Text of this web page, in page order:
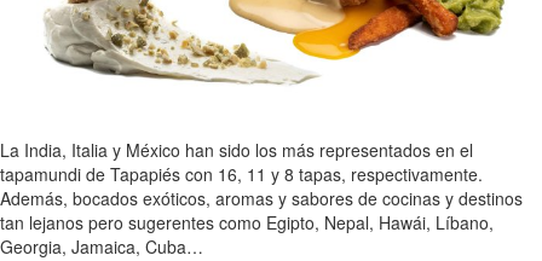
La India, Italia y México han sido los más representados en el
tapamundi de Tapapiés con 16, 11 y 8 tapas, respectivamente.
Además, bocados exóticos, aromas y sabores de cocinas y destinos
tan lejanos pero sugerentes como Egipto, Nepal, Hawái, Líbano,
Georgia, Jamaica, Cuba…